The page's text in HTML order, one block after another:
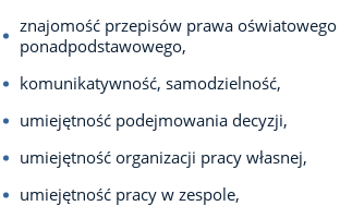
znajomość przepisów prawa
ponadpodstawowego,
komunikatywność, samodzielność,
umiejętność podejmowania decyzji,
umiejętność organizacji pracy własnej,
umiejętność pracy w zespole,